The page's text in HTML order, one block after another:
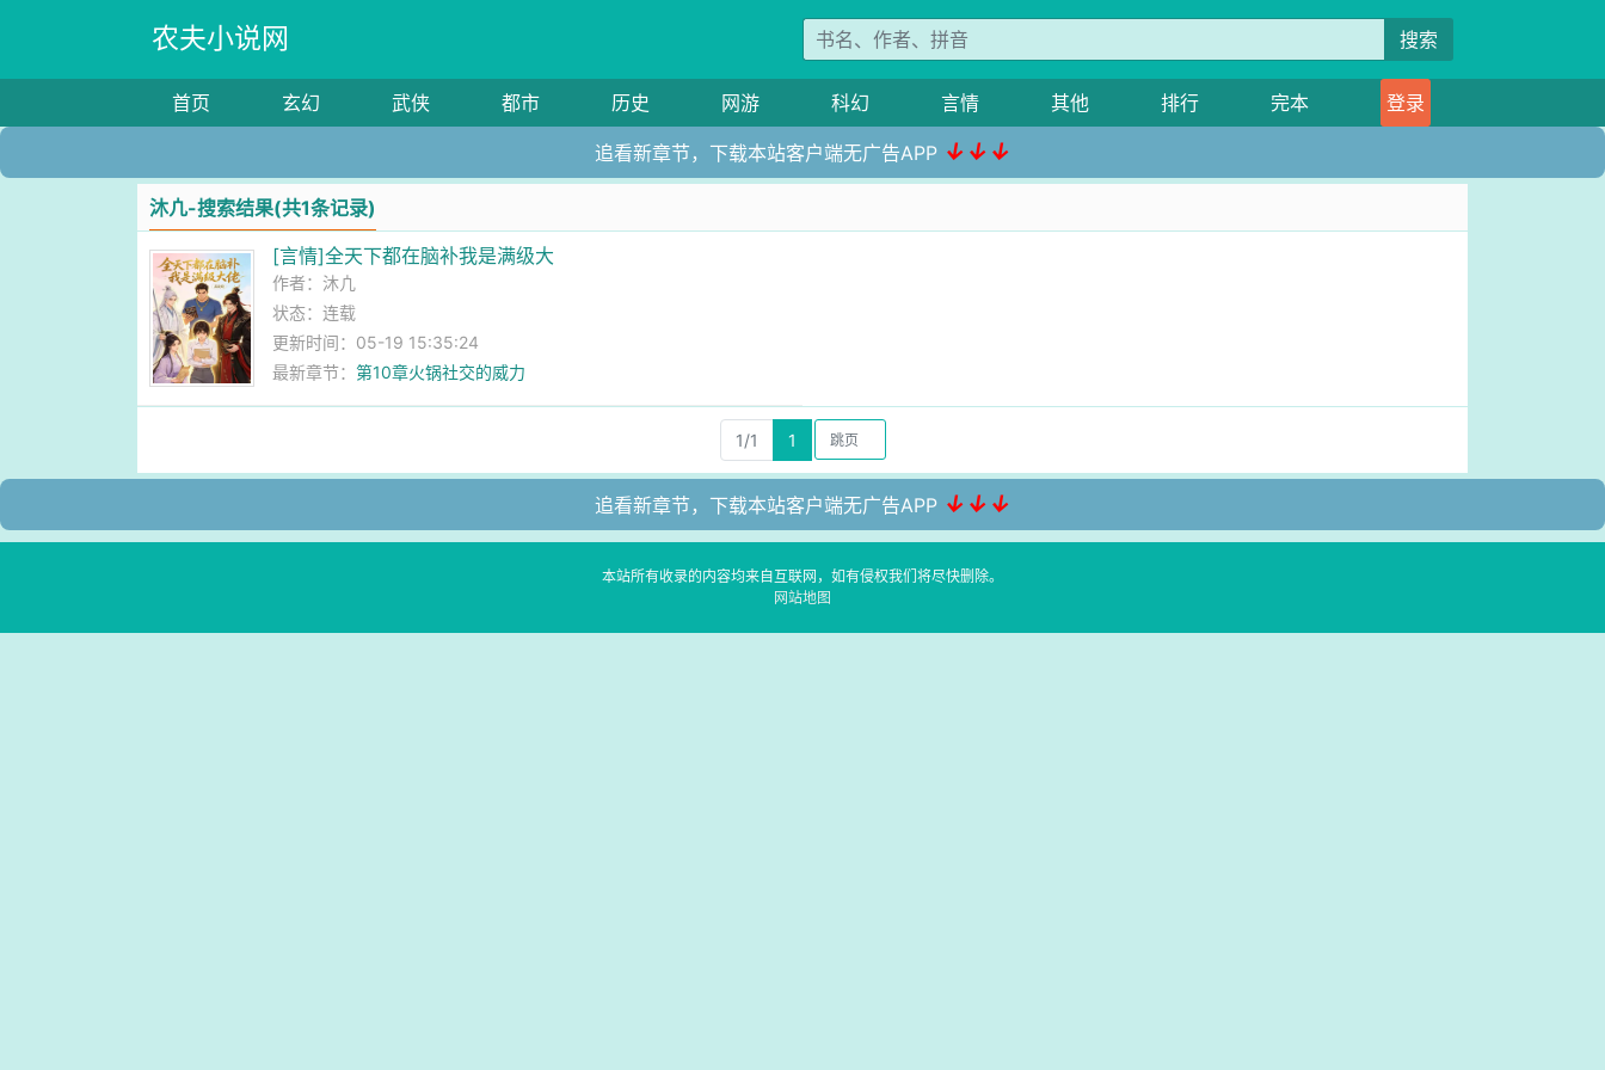
农夫小说网 搜索
首页 玄幻 武侠 都市 历史 网游 科幻 言情 其他 排行 完本 登录
追看新章节，下载本站客户端无广告APP ↓↓↓
沐凣-搜索结果(共1条记录)
[言情]全天下都在脑补我是满级大
作者： 沐凣
状态：连载
更新时间：05-19 15:35:24
最新章节：第10章火锅社交的威力
1/1 1
追看新章节，下载本站客户端无广告APP ↓↓↓
本站所有收录的内容均来自互联网，如有侵权我们将尽快删除。
网站地图